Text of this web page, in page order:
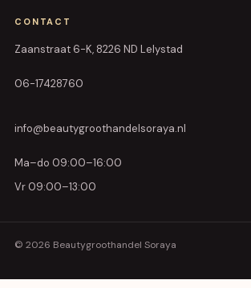
CONTACT
Zaanstraat 6-K, 8226 ND Lelystad
06-17428760
info@beautygroothandelsoraya.nl
Ma–do 09:00–16:00
Vr 09:00–13:00
© 2026 Beautygroothandel Soraya